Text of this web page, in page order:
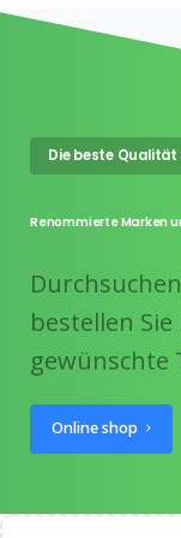
Die beste Qualität
Renommierte Marken
bestellen
gewünschte
Online shop